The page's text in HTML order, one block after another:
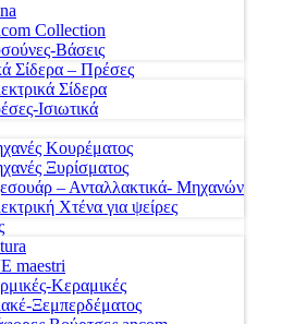
Collection
Βάσεις
Σίδερα – Πρέσες
Σίδερα
Ισιωτικά
Κουρέματος
Ξυρίσματος
– Ανταλλακτικά- Μηχανών
Χτένα για ψείρες
maestri
Κεραμικές
Ξεμπερδέματος